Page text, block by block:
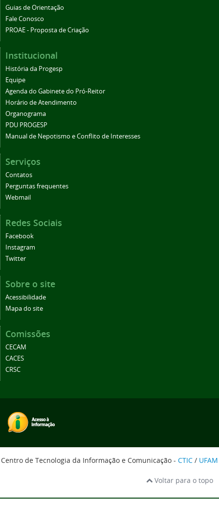
Guias de Orientação
Fale Conosco
PROAE - Proposta de Criação
Institucional
História da Progesp
Equipe
Agenda do Gabinete do Pró-Reitor
Horário de Atendimento
Organograma
PDU PROGESP
Manual de Nepotismo e Conflito de Interesses
Serviços
Contatos
Perguntas frequentes
Webmail
Redes Sociais
Facebook
Instagram
Twitter
Sobre o site
Acessibilidade
Mapa do site
Comissões
CECAM
CACES
CRSC
Centro de Tecnologia da Informação e Comunicação - CTIC / UFAM
Voltar para o topo